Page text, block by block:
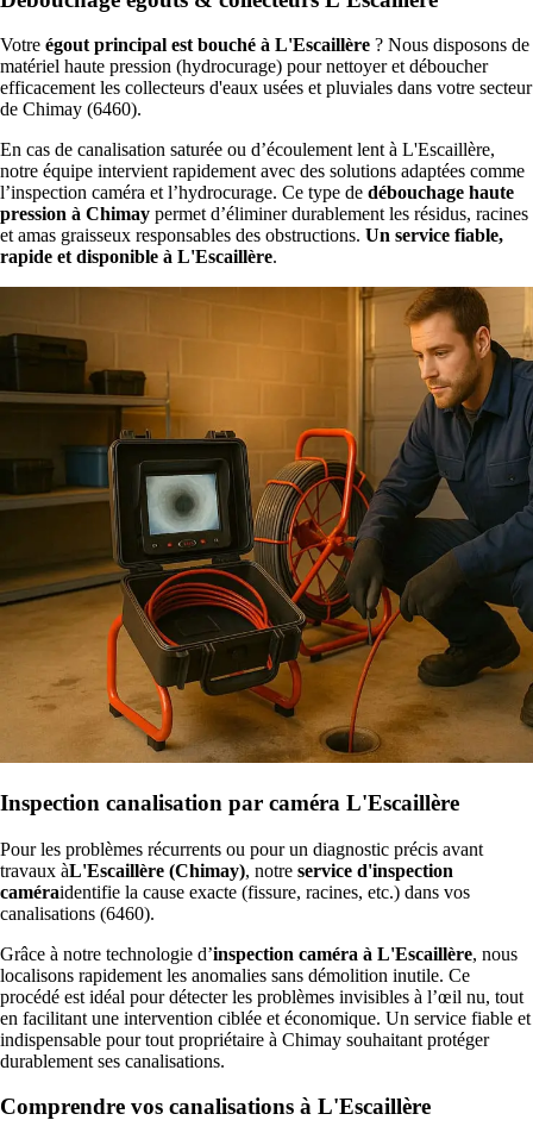
Votre égout principal est bouché à L'Escaillère ? Nous disposons de
matériel haute pression (hydrocurage) pour nettoyer et déboucher
efficacement les collecteurs d'eaux usées et pluviales dans votre secteur
de Chimay (6460).
En cas de canalisation saturée ou d’écoulement lent à L'Escaillère,
notre équipe intervient rapidement avec des solutions adaptées comme
l’inspection caméra et l’hydrocurage. Ce type de débouchage haute
pression à Chimay permet d’éliminer durablement les résidus, racines
et amas graisseux responsables des obstructions. Un service fiable,
rapide et disponible à L'Escaillère.
Inspection canalisation par caméra L'Escaillère
Pour les problèmes récurrents ou pour un diagnostic précis avant
travaux àL'Escaillère (Chimay), notre service d'inspection
caméraidentifie la cause exacte (fissure, racines, etc.) dans vos
canalisations (6460).
Grâce à notre technologie d’inspection caméra à L'Escaillère, nous
localisons rapidement les anomalies sans démolition inutile. Ce
procédé est idéal pour détecter les problèmes invisibles à l’œil nu, tout
en facilitant une intervention ciblée et économique. Un service fiable et
indispensable pour tout propriétaire à Chimay souhaitant protéger
durablement ses canalisations.
Comprendre vos canalisations à L'Escaillère